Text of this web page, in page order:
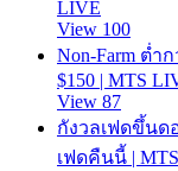
LIVE
View 100
Non-Farm ต่
$150 | MTS
View 87
กังวลเฟดขึ้นด
เฟดคืนนี้ |